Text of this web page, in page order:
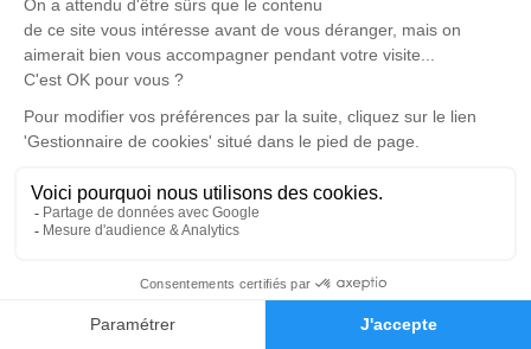
Faire-part Hommages
d'expression dédié à honorer la mémoire de Marie-
Louise BEAUJON.
disponible ici .
Je rends hommage
mardi 10 mars 2026 à 14h30
Église de Soumans